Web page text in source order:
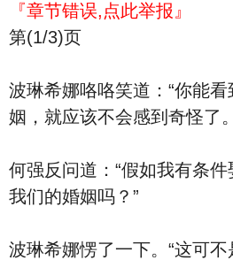
『章节错误,点此举报』
第(1/3)页
波琳希娜咯咯笑道：“你能
姻，就应该不会感到奇怪了
何强反问道：“假如我有条
我们的婚姻吗？”
波琳希娜愣了一下。“这可